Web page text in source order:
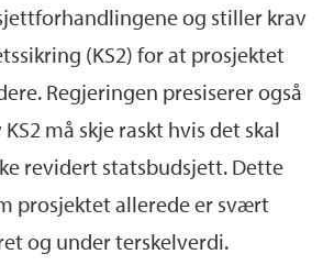
og stiller krav
(KS2) for at prosjektet
Regjeringen presiserer også
må skje raskt hvis det skal
revidert statsbudsjett. Dette
prosjektet allerede er svært
og under terskelverdi.